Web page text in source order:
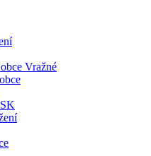
Vražné